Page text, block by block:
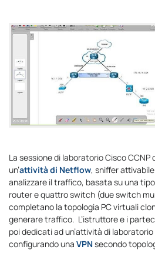
La sessione di laboratorio Cisco CCNP
un’attività di Netflow, sniffer
analizzare il traffico, basata su una
router e quattro switch (due switch
completano la topologia PC virtuali
generare traffico. L’istruttore e i
poi dedicati ad un’attività di
configurando una VPN secondo